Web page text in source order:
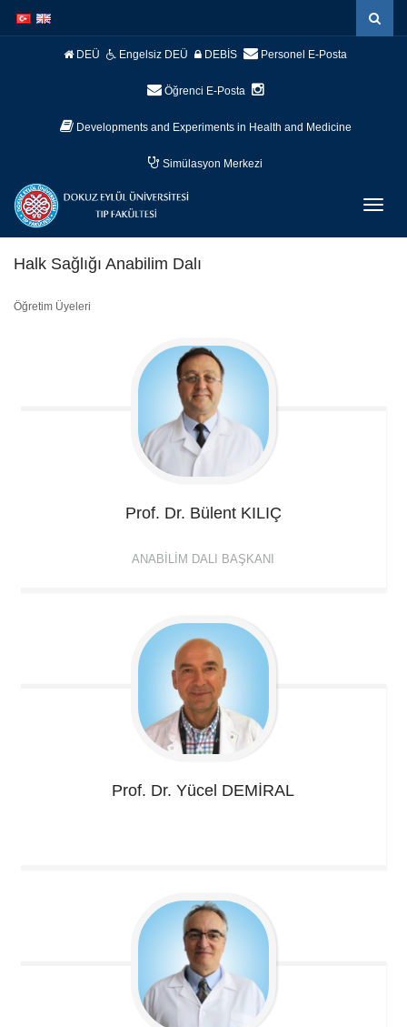
atla
atla
DEÜ Engelsiz DEÜ DEBİS Personel E-Posta
Öğrenci E-Posta
Developments and Experiments in Health and Medicine
Simülasyon Merkezi
Halk Sağlığı Anabilim Dalı
Öğretim Üyeleri
Prof. Dr. Bülent KILIÇ
ANABILIM DALI BAŞKANI
Prof. Dr. Yücel DEMİRAL